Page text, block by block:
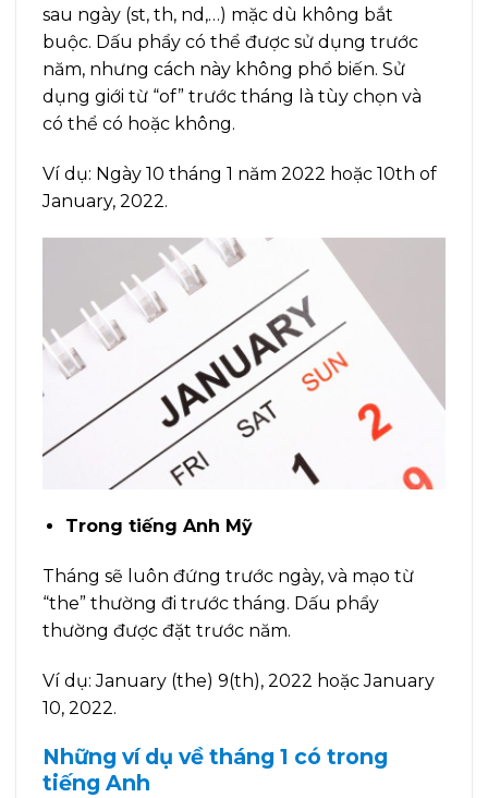
sau ngày (st, th, nd,…) mặc dù không bắt
buộc. Dấu phẩy có thể được sử dụng trước
năm, nhưng cách này không phổ biến. Sử
dụng giới từ “of” trước tháng là tùy chọn và
có thể có hoặc không.
Ví dụ: Ngày 10 tháng 1 năm 2022 hoặc 10th of
January, 2022.
Trong tiếng Anh Mỹ
Tháng sẽ luôn đứng trước ngày, và mạo từ
“the” thường đi trước tháng. Dấu phẩy
thường được đặt trước năm.
Ví dụ: January (the) 9(th), 2022 hoặc January
10, 2022.
Những ví dụ về tháng 1 có trong
tiếng Anh